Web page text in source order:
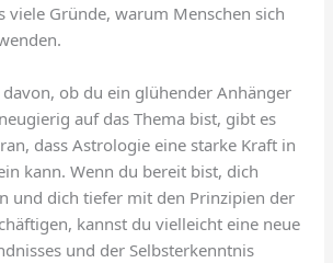
viele Gründe, warum Menschen sich
ob du ein glühender Anhänger
auf das Thema bist, gibt es
dass Astrologie eine starke Kraft in
kann. Wenn du bereit bist, dich
und dich tiefer mit den Prinzipien der
kannst du vielleicht eine neue
und der Selbsterkenntnis